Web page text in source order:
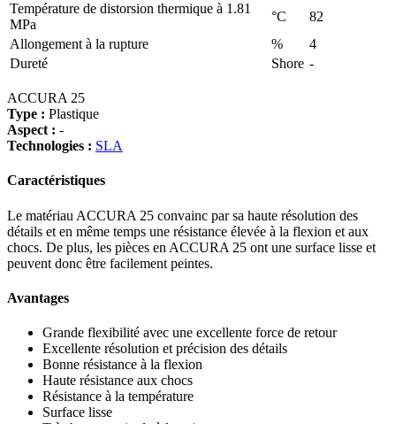
Température de distorsion thermique à 1.81
MPa
°C
82
Allongement à la rupture
%
4
Dureté
Shore -
ACCURA 25
Type : Plastique
Aspect : -
Technologies : SLA
Caractéristiques
Le matériau ACCURA 25 convainc par sa haute résolution des
détails et en même temps une résistance élevée à la flexion et aux
chocs. De plus, les pièces en ACCURA 25 ont une surface lisse et
peuvent donc être facilement peintes.
Avantages
Grande flexibilité avec une excellente force de retour
Excellente résolution et précision des détails
Bonne résistance à la flexion
Haute résistance aux chocs
Résistance à la température
Surface lisse